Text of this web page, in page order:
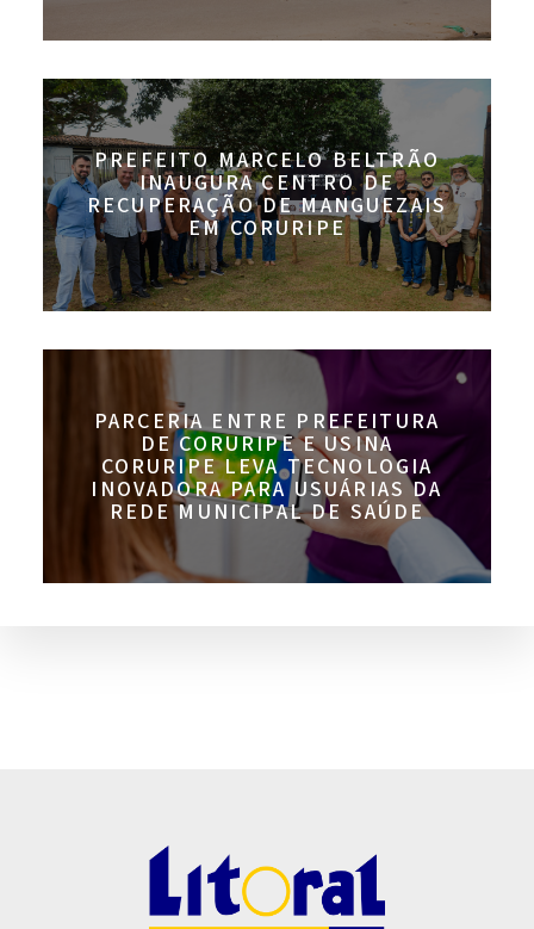
PREFEITO MARCELO BELTRÃO
INAUGURA CENTRO DE
RECUPERAÇÃO DE MANGUEZAIS
EM CORURIPE
PARCERIA ENTRE PREFEITURA
DE CORURIPE E USINA
CORURIPE LEVA TECNOLOGIA
INOVADORA PARA USUÁRIAS DA
REDE MUNICIPAL DE SAÚDE